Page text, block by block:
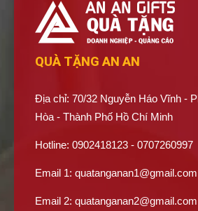
QUÀ TẶNG AN AN
Địa chỉ: 70/32 Nguyễn Háo Vĩnh -
Hòa - Thành Phố Hồ Chí Minh
Hotline: 0902418123 - 0707260997
Email 1: quatanganan1@gmail.com
Email 2: quatanganan2@gmail.com